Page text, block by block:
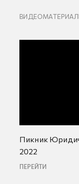
Пикник
2022
ПЕРЕЙТИ